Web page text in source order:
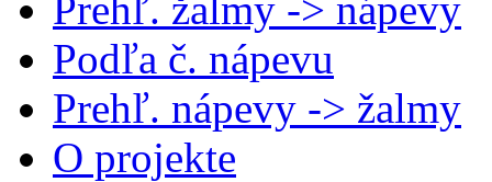
Podľa č. nápevu
Prehľ. nápevy -> žalmy
O projekte